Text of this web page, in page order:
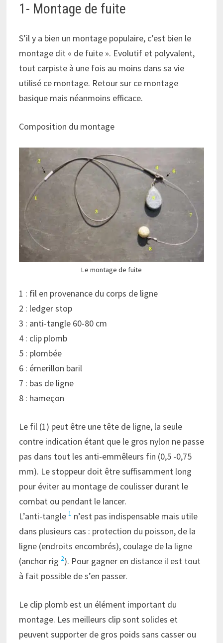
1- Montage de fuite
S’il y a bien un montage populaire, c’est bien le
montage dit « de fuite ». Evolutif et polyvalent,
tout carpiste à une fois au moins dans sa vie
utilisé ce montage. Retour sur ce montage
basique mais néanmoins efficace.
Composition du montage
Le montage de fuite
1 : fil en provenance du corps de ligne
2 : ledger stop
3 : anti-tangle 60-80 cm
4 : clip plomb
5 : plombée
6 : émerillon baril
7 : bas de ligne
8 : hameçon
Le fil (1) peut être une tête de ligne, la seule
contre indication étant que le gros nylon ne passe
pas dans tout les anti-emmêleurs fin (0,5 -0,75
mm). Le stoppeur doit être suffisamment long
pour éviter au montage de coulisser durant le
combat ou pendant le lancer.
L’anti-tangle 1 n’est pas indispensable mais utile
dans plusieurs cas : protection du poisson, de la
ligne (endroits encombrés), coulage de la ligne
(anchor rig 2). Pour gagner en distance il est tout
à fait possible de s’en passer.
Le clip plomb est un élément important du
montage. Les meilleurs clip sont solides et
peuvent supporter de gros poids sans casser ou